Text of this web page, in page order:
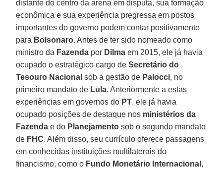
distante do centro da arena em disputa, sua formação
econômica e sua experiência pregressa em postos
importantes do governo podem contar positivamente
para Bolsonaro. Antes de ter sido nomeado como
ministro da Fazenda por Dilma em 2015, ele já havia
ocupado o estratégico cargo deSecretário do
Tesouro Nacional sob a gestão de Palocci, no
primeiro mandato de Lula. Anteriormente a estas
experiências em governos do PT, ele já havia
ocupado posições de destaque nos ministérios da
Fazenda e do Planejamento sob o segundo mandato
de FHC. Além disso, seu currículo oferece passagens
em conhecidas instituições multilaterais do
financismo, como o Fundo Monetário Internacional ,